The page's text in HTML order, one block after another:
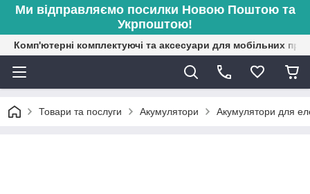
Ми відправляємо посилки Новою Поштою та
Укрпоштою!
Комп'ютерні комплектуючі та аксесуари для мобільних
Товари та послуги Акумулятори Акумулятори для